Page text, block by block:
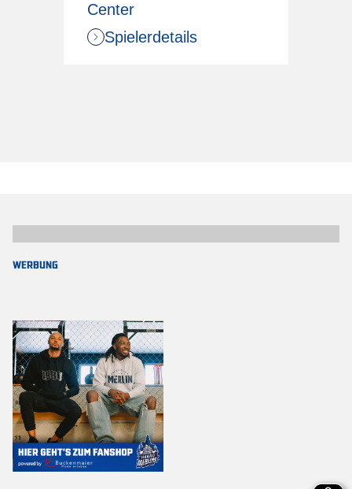
Center
Spielerdetails
WERBUNG